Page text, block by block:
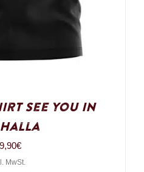
See you in
€
MwSt.